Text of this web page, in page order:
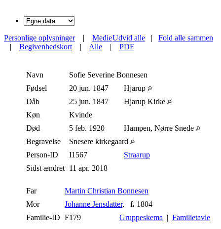
Udvid alle | Fold alle sammen
Personlige oplysninger| Medie
| Begivenhedskort | Alle | PDF
Navn Sofie Severine Bonnesen
Fødsel
20 jun. 1847
Hjarup
Dåb
25 jun. 1847
Hjarup Kirke
Køn
Kvinde
Død
5 feb. 1920
Hampen, Nørre Snede
Begravelse
Snesere kirkegaard
Person-ID
I1567
Straarup
Sidst ændret 11 apr. 2018
Far
Martin Christian Bonnesen
Mor
Johanne Jensdatter, f. 1804
Familie-ID F179 Gruppeskema | Familietavle